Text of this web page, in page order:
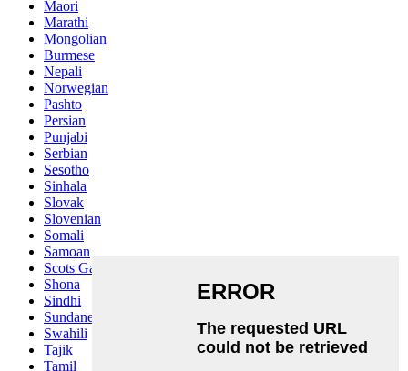
Maori
Marathi
Mongolian
Burmese
Nepali
Norwegian
Pashto
Persian
Punjabi
Serbian
Sesotho
Sinhala
Slovak
Slovenian
Somali
Samoan
Scots Gaelic
Shona
Sindhi
Sundanese
Swahili
Tajik
Tamil